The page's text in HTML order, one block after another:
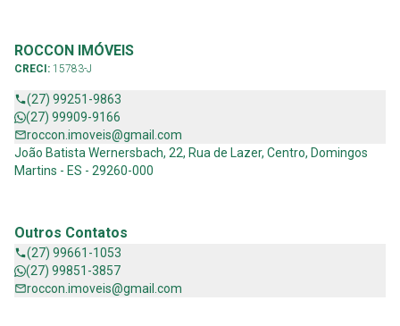
ROCCON IMÓVEIS
CRECI: 15783-J
(27) 99251-9863
(27) 99909-9166
roccon.imoveis@gmail.com
João Batista Wernersbach, 22, Rua de Lazer, Centro, Domingos
Martins - ES - 29260-000
Outros Contatos
(27) 99661-1053
(27) 99851-3857
roccon.imoveis@gmail.com